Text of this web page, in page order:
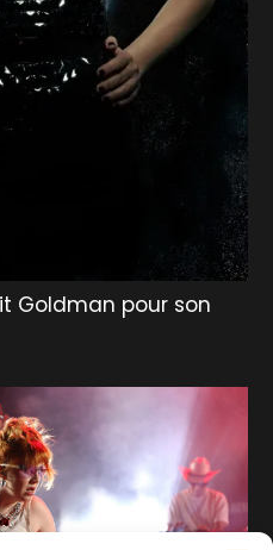
Goldman pour son